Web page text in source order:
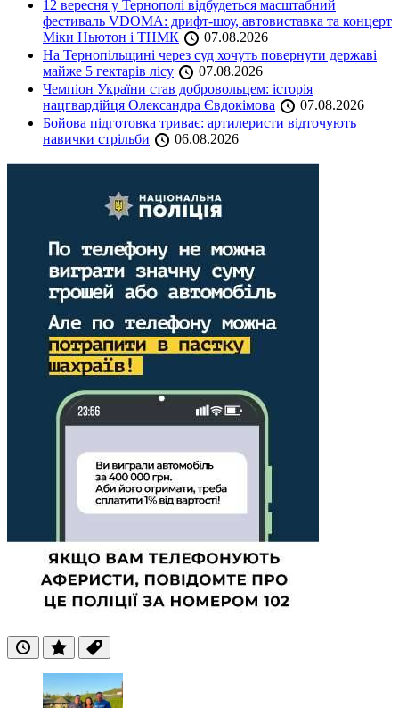
12 вересня у Тернополі відбудеться масштабний
фестиваль VDOMA: дрифт-шоу, автовиставка та концерт
Міки Ньютон і ТНМК
07.08.2026
На Тернопільщині через суд хочуть повернути державі
майже 5 гектарів лісу
07.08.2026
Чемпіон України став добровольцем: історія
нацгвардійця Олександра Євдокімова
07.08.2026
Бойова підготовка триває: артилеристи відточують
навички стрільби
06.08.2026
ОстанніПопулярні
Теги